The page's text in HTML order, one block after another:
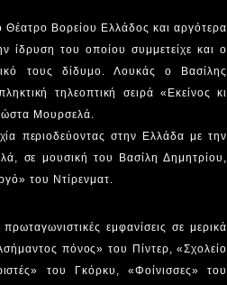
Θέατρο Βορείου Ελλάδος και αργότερα
ίδρυση του οποίου συμμετείχε και ο
τους δίδυμο. Λουκάς ο Βασίλης
τηλεοπτική σειρά «Εκείνος κι
Μουρσελά.
περιοδεύοντας στην Ελλάδα με την
σε μουσική του Βασίλη Δημητρίου,
του Ντίρενματ.
εμφανίσεις σε μερικά
πόνος» του Πίντερ, «Σχολείο
του Γκόρκυ, «Φοίνισσες» του